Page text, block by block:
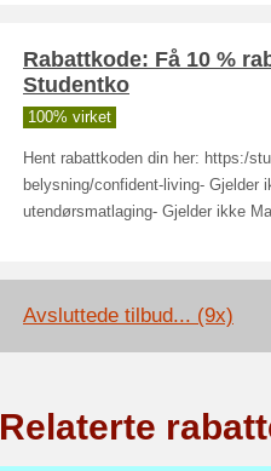
Rabattkode: Få 10 %
Studentko
100% virket
Hent rabattkoden din her: https:/
belysning/confident-living- Gjelder
utendørsmatlaging- Gjelder ikke
Avsluttede tilbud... (9x)
Relaterte